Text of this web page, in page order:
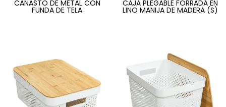
CANASTO DE METAL CON
FUNDA DE TELA
CAJA PLEGABLE FORRADA EN
LINO MANIJA DE MADERA (S)